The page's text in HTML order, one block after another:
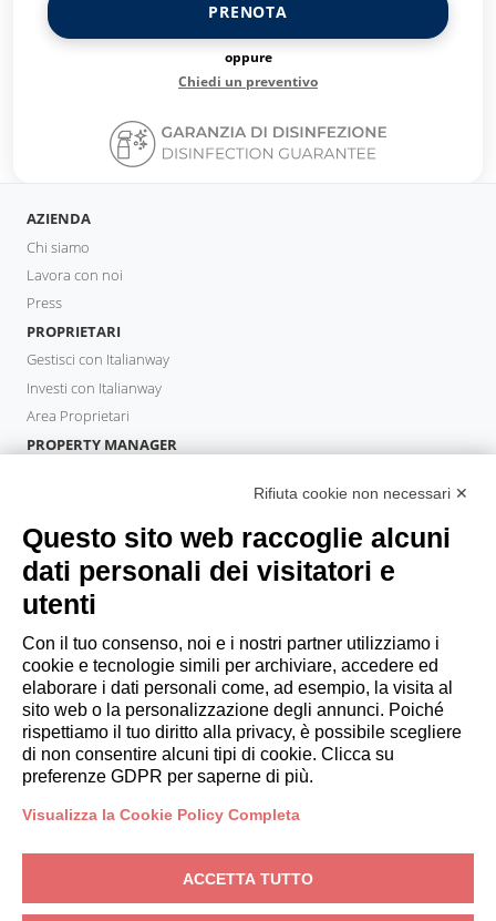
PRENOTA
oppure
Chiedi un preventivo
AZIENDA
Chi siamo
Lavora con noi
Press
PROPRIETARI
Gestisci con Italianway
Investi con Italianway
Area Proprietari
PROPERTY MANAGER
OSPITI
Prenota un soggiorno
Soggiorni lunghi
Esperienze per gli ospiti
Sconti per gli ospiti
Convenzioni per Aziende
booking@italianway.house
+390286882952
P.IVA: 08839180968 - PMI Innovativa
Rifiuta cookie non necessari ✕
Questo sito web raccoglie alcuni
dati personali dei visitatori e
utenti
Con il tuo consenso, noi e i nostri partner utilizziamo i
cookie e tecnologie simili per archiviare, accedere ed
elaborare i dati personali come, ad esempio, la visita al
sito web o la personalizzazione degli annunci. Poiché
rispettiamo il tuo diritto alla privacy, è possibile scegliere
di non consentire alcuni tipi di cookie. Clicca su
preferenze GDPR per saperne di più.
Visualizza la Cookie Policy Completa
ACCETTA TUTTO